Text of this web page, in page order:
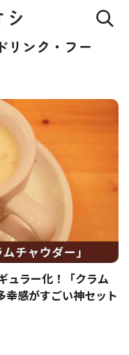
リンク・フー
ュラー化！「クラム
感がすごい神セット